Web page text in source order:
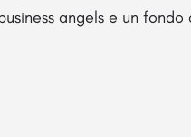
angels e un